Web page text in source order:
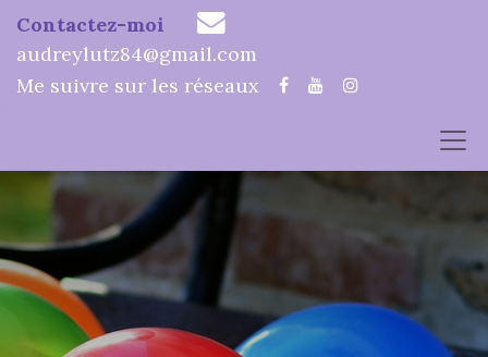
Contactez-moi
audreylutz84@gmail.com
Me suivre sur les réseaux